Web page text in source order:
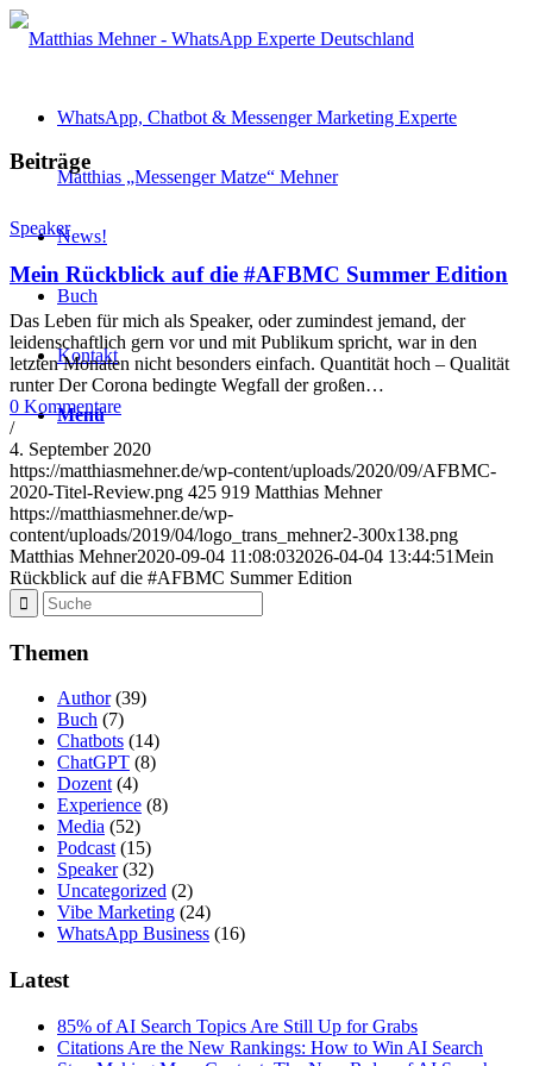
WhatsApp, Chatbot & Messenger Marketing Experte
Matthias „Messenger Matze“ Mehner
News!
Buch
Kontakt
Menü
Beiträge
Speaker
Mein Rückblick auf die #AFBMC Summer Edition
Das Leben für mich als Speaker, oder zumindest jemand, der
leidenschaftlich gern vor und mit Publikum spricht, war in den
letzten Monaten nicht besonders einfach. Quantität hoch – Qualität
runter Der Corona bedingte Wegfall der großen…
0 Kommentare
/
4. September 2020
https://matthiasmehner.de/wp-content/uploads/2020/09/AFBMC-
2020-Titel-Review.png 425 919 Matthias Mehner
https://matthiasmehner.de/wp-
content/uploads/2019/04/logo_trans_mehner2-300x138.png
Matthias Mehner2020-09-04 11:08:032026-04-04 13:44:51Mein
Rückblick auf die #AFBMC Summer Edition
Themen
Author(39)
Buch (7)
Chatbots (14)
ChatGPT (8)
Dozent (4)
Experience (8)
Media (52)
Podcast (15)
Speaker(32)
Uncategorized (2)
Vibe Marketing (24)
WhatsApp Business (16)
Latest
85% of AI Search Topics Are Still Up for Grabs
Citations Are the New Rankings: How to Win AI Search